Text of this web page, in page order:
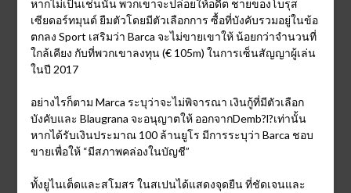
หากไม่เป็นเช่นนั้น พวกเขาจะปล่อยให้อดีต ชายของโบรุส
เซียดอร์ทมุนด์ ยืมตัวโดยมีตัวเลือกการ ซื้อที่บังคับรวมอยู่ในข้อ
ตกลง Sport เสริมว่า Barca จะไม่ขายเขาให้ น้อยกว่าจำนวนที่
ใกล้เคียง กับที่พวกเขาลงทุน (€ 105m) ในการเซ็นสัญญาผู้เล่น
ในปี 2017
อย่างไรก็ตาม Marca ระบุว่าจะไม่พิจารณา เงินกู้ที่มีตัวเลือก
บังคับและ Blaugrana จะอนุญาตให้ ออกจากDemb?l?เท่านั้น
หากได้รับเงินประมาณ 100 ล้านยูโร มีการระบุว่า Barca ชอบ
ขายเพื่อให้ “มีสภาพคล่องในบัญชี”
ทั้งยูไนเต็ดและสโมสร ในสเปนได้แสดงจุดยืน ที่ชัดเจนและ